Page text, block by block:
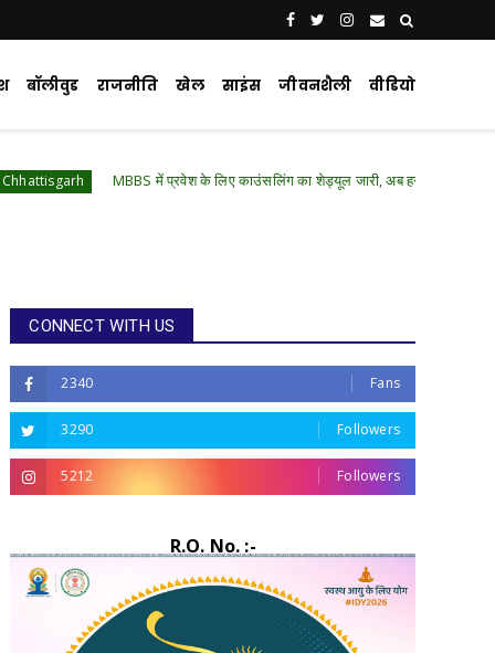
बॉलीवुड राजनीति खेल साइंस जीवनशैली वीडियो
MBBS में प्रवेश के लिए काउंसलिंग का शेड्यूल जारी, अब हर राउंड में नया रजिस्ट्रेशन
CONNECT WITH US
2340 Fans
3290 Followers
5212 Followers
R.O. No. :-